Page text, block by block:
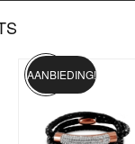
AANBIEDING!